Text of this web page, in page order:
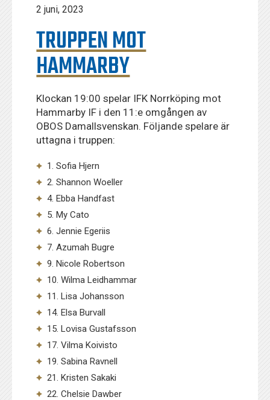
2 juni, 2023
TRUPPEN MOT
HAMMARBY
Klockan 19:00 spelar IFK Norrköping mot
Hammarby IF i den 11:e omgången av
OBOS Damallsvenskan. Följande spelare är
uttagna i truppen:
1. Sofia Hjern
2. Shannon Woeller
4. Ebba Handfast
5. My Cato
6. Jennie Egeriis
7. Azumah Bugre
9. Nicole Robertson
10. Wilma Leidhammar
11. Lisa Johansson
14. Elsa Burvall
15. Lovisa Gustafsson
17. Vilma Koivisto
19. Sabina Ravnell
21. Kristen Sakaki
22. Chelsie Dawber